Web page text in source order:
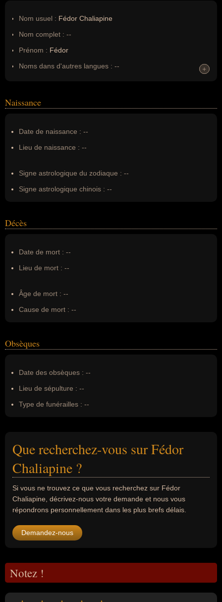
Nom usuel : Fédor Chaliapine
Nom complet : --
Prénom : Fédor
Noms dans d'autres langues : --
Nom de famille :Chaliapine
+
+
Naissance
Date de naissance : --
Lieu de naissance : --
Signe astrologique du zodiaque : --
Signe astrologique chinois : --
Décès
Date de mort : --
Lieu de mort : --
Âge de mort : --
Cause de mort : --
Obsèques
Date des obsèques : --
Lieu de sépulture : --
Type de funérailles : --
Que recherchez-vous sur Fédor
Chaliapine ?
Si vous ne trouvez ce que vous recherchez sur Fédor
Chaliapine, décrivez-nous votre demande et nous vous
répondrons personnellement dans les plus brefs délais.
Demandez-nous
Notez !